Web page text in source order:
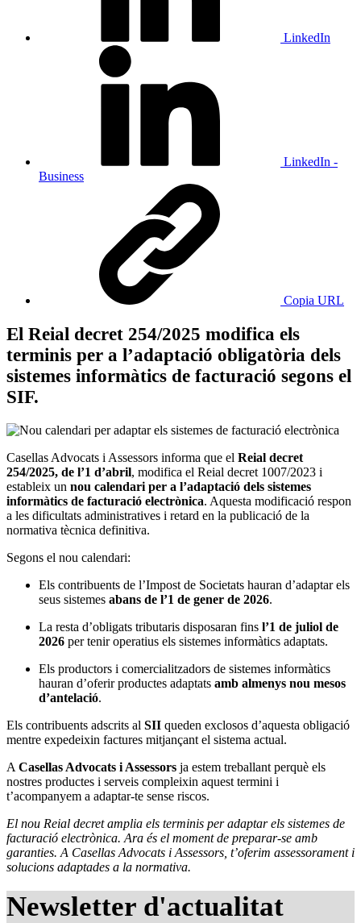
LinkedIn
LinkedIn -
Business
Copia URL
El Reial decret 254/2025 modifica els
terminis per a l’adaptació obligatòria dels
sistemes informàtics de facturació segons el
SIF.
Casellas Advocats i Assessors informa que el Reial decret
254/2025, de l’1 d’abril, modifica el Reial decret 1007/2023 i
estableix un nou calendari per a l’adaptació dels sistemes
informàtics de facturació electrònica. Aquesta modificació respon
a les dificultats administratives i retard en la publicació de la
normativa tècnica definitiva.
Segons el nou calendari:
Els contribuents de l’Impost de Societats hauran d’adaptar els
seus sistemes abans de l’1 de gener de 2026.
La resta d’obligats tributaris disposaran fins l’1 de juliol de
2026 per tenir operatius els sistemes informàtics adaptats.
Els productors i comercialitzadors de sistemes informàtics
hauran d’oferir productes adaptats amb almenys nou mesos
d’antelació.
Els contribuents adscrits al SII queden exclosos d’aquesta obligació
mentre expedeixin factures mitjançant el sistema actual.
A Casellas Advocats i Assessors ja estem treballant perquè els
nostres productes i serveis compleixin aquest termini i
t’acompanyem a adaptar-te sense riscos.
El nou Reial decret amplia els terminis per adaptar els sistemes de
facturació electrònica. Ara és el moment de preparar-se amb
garanties. A Casellas Advocats i Assessors, t’oferim assessorament i
solucions adaptades a la normativa.
Newsletter d'actualitat